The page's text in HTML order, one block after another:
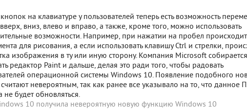
на клавиатуре у пользователей теперь есть возможность
вниз, влево и вправо, а также, кроме того, можно использовать
возможности. Например, при нажатии на пробел
для рисования, а если использовать клавишу Ctrl и стрелки,
изображения в ту или иную сторону. Компания Microsoft собирается
редактор Paint и дальше, делая это ради того, чтобы радовать
операционной системы Windows 10. Появление подобного
невероятным, так как ранее все указывало на то, что данное
не будет обновляться.
10 получила невероятную новую функцию Windows 10